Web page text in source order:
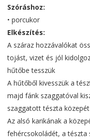
Szóráshoz:
• porcukor
Elkészítés:
A száraz hozzávalókat
tojást, vizet és jól
hűtőbe tesszük
A hűtőből kivesszük a
majd fánk szaggatóval
szaggatott tészta
Az alsó karikának a
fehércsokoládét, a